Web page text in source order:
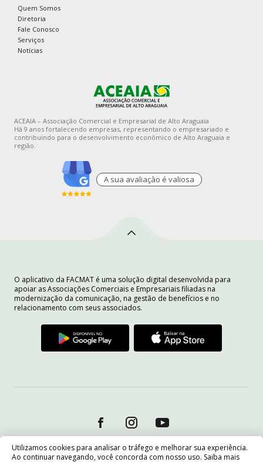
Utilizamos cookies para analisar o tráfego e melhorar sua experiência.
Ao continuar navegando, você concorda com nosso uso. Saiba mais
Quem Somos
Diretoria
Fale Conosco
Serviços
Notícias
ACEAIA – Associação Comercial e Empresarial de Alto Araguaia
Há 9 anos fortalecendo empresas, representando o empresariado e
contribuindo para o desenvolvimento econômico de Alto Araguaia e
região.
A sua avaliaçào é valiosa
O aplicativo da FACMAT é uma solução digital desenvolvida para
apoiar as Associações Comerciais e Empresariais filiadas na
modernização da comunicação, na gestão de benefícios e no
relacionamento com seus associados.